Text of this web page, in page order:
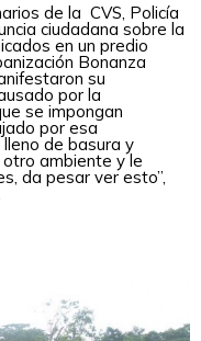
de la CVS, Policía
ciudadana sobre la
en un predio
Bonanza
su
por la
se impongan
por esa
de basura y
ambiente y le
da pesar ver esto”,